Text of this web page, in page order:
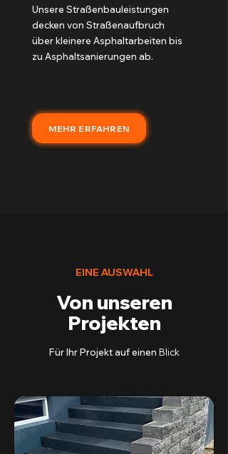
Unsere Straßenbauleistungen
decken von Straßenaufbruch
über kleinere Asphaltarbeiten bis
zu Asphaltsanierungen ab.
MEHR ERFAHREN
EINE AUSWAHL
Von unseren
Projekten
Für Ihr Projekt auf einen Blick